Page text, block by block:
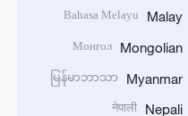
Malay
Bahasa Melayu
Mongolian
Монгол
Myanmar
မြန်မာဘာသာ
Nepali
नेपाली